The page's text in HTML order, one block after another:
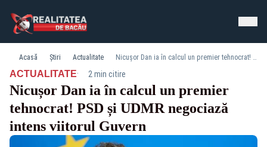
Acasă Știri Actualitate Nicușor Dan ia în calcul un premier tehnocrat! PSD și UDMR negociază intens viitorul Guvern
ACTUALITATE· 2 min citire
Nicușor Dan ia în calcul un premier
tehnocrat! PSD și UDMR negociază
intens viitorul Guvern